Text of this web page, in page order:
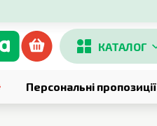
КАТАЛОГ
Персональні пропозиції